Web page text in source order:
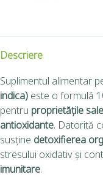
Descriere
Suplimentul alimentar
indica) este o formulă
pentru proprietățile
antioxidante. Datorită
susține detoxifierea
stresului oxidativ și
imunitare.